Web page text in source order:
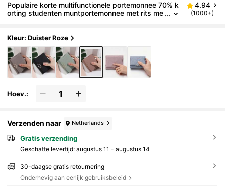
Populaire korte multifunctionele portemonnee 70% k
orting studenten muntportemonnee met rits me
4.94
(1000+)
Kleur: Duister Roze
Hoev.:
Verzenden naar Netherlands
Gratis verzending
Geschatte levertijd: augustus 11 - augustus 14
30-daagse gratis retournering
Onderhevig aan eerlijk gebruiksbeleid